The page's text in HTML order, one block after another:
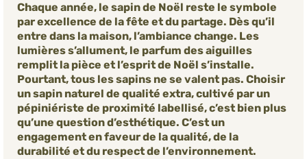
Chaque année, le sapin de Noël reste le symbole
par excellence de la fête et du partage. Dès qu’il
entre dans la maison, l’ambiance change. Les
lumières s’allument, le parfum des aiguilles
remplit la pièce et l’esprit de Noël s’installe.
Pourtant, tous les sapins ne se valent pas. Choisir
un sapin naturel de qualité extra, cultivé par un
pépiniériste de proximité labellisé, c’est bien plus
qu’une question d’esthétique. C’est un
engagement en faveur de la qualité, de la
durabilité et du respect de l’environnement.